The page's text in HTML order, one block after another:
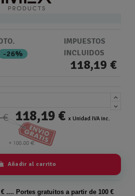
-26%
IMPUESTOS
INCLUIDOS
118,19 €
€ 118,19 € x Unidad IVA inc.
Añadir al carrito
€ .... Portes gratuitos a partir de 100 €